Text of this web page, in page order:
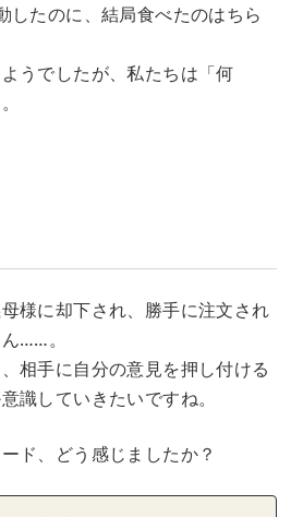
したのに、結局食べたのはちら
うでしたが、私たちは「何
様に却下され、勝手に注文され
……。
相手に自分の意見を押し付ける
識していきたいですね。
ド、どう感じましたか？